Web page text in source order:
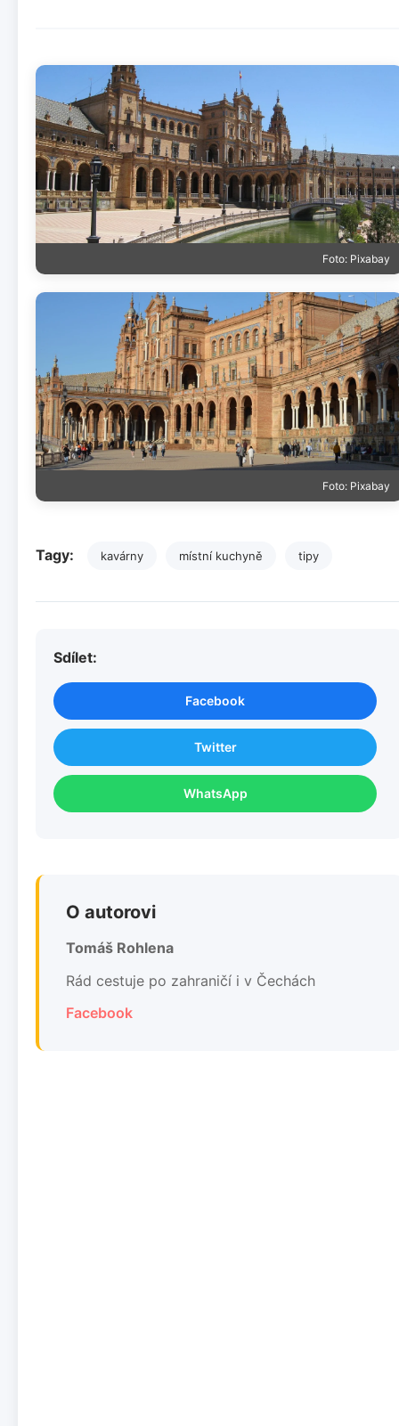
Foto: Pixabay
Foto: Pixabay
Tagy: kavárny místní kuchyně tipy
Sdílet:
Facebook
Twitter
WhatsApp
O autorovi
Tomáš Rohlena
Rád cestuje po zahraničí i v Čechách
Facebook